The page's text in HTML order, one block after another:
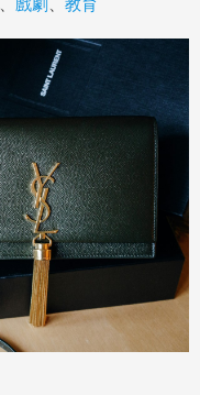
戲劇 教育